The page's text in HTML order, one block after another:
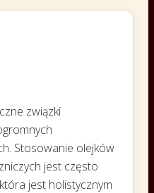
związki
Stosowanie olejków
jest często
jest holistycznym